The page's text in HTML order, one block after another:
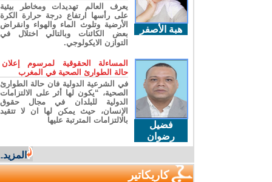
هبة الأصفر
يعرف العالم تهديدات ومخاطر بيئية
على رأسها ارتفاع درجة حرارة الكرة
الأرضية وتلوث الماء والهواء وانقراض
بعض الكائنات وبالتالي اختلال في
التوازن الايكولوجي.
فضيل
رضوان
المساءلة الحقوقية لمرسوم إعلان
حالة الطوارئ الصحية في المغرب
في الشرعية الدولية فان حالة الطوارئ
الصحية، “يكون لها أثر على الالتزامات
الدولية للبلدان في مجال حقوق
الإنسان، حيث يمكن لها ان لا تتقيد
بالالتزامات المترتبة عليها
المزيد...
كاريكاتير